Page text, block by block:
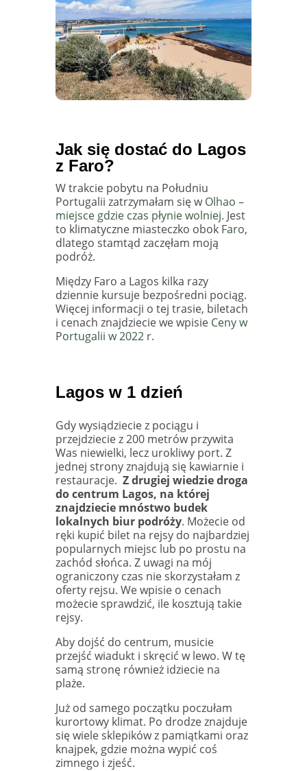
Jak się dostać do Lagos
z Faro?
W trakcie pobytu na Południu
Portugalii zatrzymałam się wOlhao –
miejsce gdzie czas płynie wolniej. Jest
to klimatyczne miasteczko obok Faro,
dlatego stamtąd zaczęłam moją
podróż.
Między Faro a Lagos kilka razy
dziennie kursuje bezpośredni pociąg.
Więcej informacji o tej trasie, biletach
i cenach znajdziecie we wpisie Ceny w
Portugalii w 2022 r.
Lagos w 1 dzień
Gdy wysiądziecie z pociągu i
przejdziecie z 200 metrów przywita
Was niewielki, lecz urokliwy port. Z
jednej strony znajdują się kawiarnie i
restauracje. Z drugiej wiedzie droga
do centrum Lagos, na której
znajdziecie mnóstwo budek
lokalnych biur podróży. Możecie od
ręki kupić bilet na rejsy do najbardziej
popularnych miejsc lub po prostu na
zachód słońca. Z uwagi na mój
ograniczony czas nie skorzystałam z
oferty rejsu. We wpisie o cenach
możecie sprawdzić, ile kosztują takie
rejsy.
Aby dojść do centrum, musicie
przejść wiadukt i skręcić w lewo. W tę
samą stronę również idziecie na
plaże.
Już od samego początku poczułam
kurortowy klimat. Po drodze znajduje
się wiele sklepików z pamiątkami oraz
knajpek, gdzie można wypić coś
zimnego i zjeść.